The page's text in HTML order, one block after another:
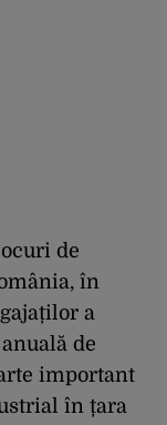
de
în
a
de
important
în țara